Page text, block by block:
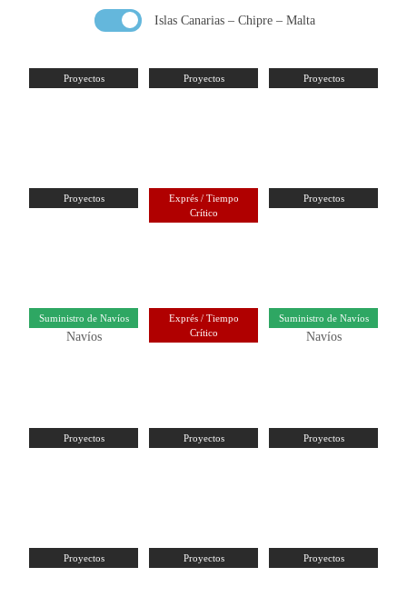
Islas Canarias – Chipre – Malta
Proyectos Proyectos Proyectos
Proyectos
Exprés / Tiempo
Crítico
Proyectos
Suministro de Navíos
Exprés / Tiempo
Crítico
Suministro de Navíos
Proyectos Proyectos Proyectos
Proyectos Proyectos Proyectos